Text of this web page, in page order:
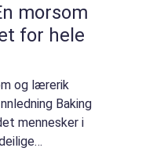
morsom
for hele
og lærerik
Baking
mennesker i